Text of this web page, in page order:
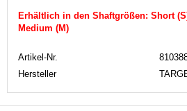
Erhältlich in den Shaftgrößen: Short
Medium (M)
Artikel-Nr.
Hersteller